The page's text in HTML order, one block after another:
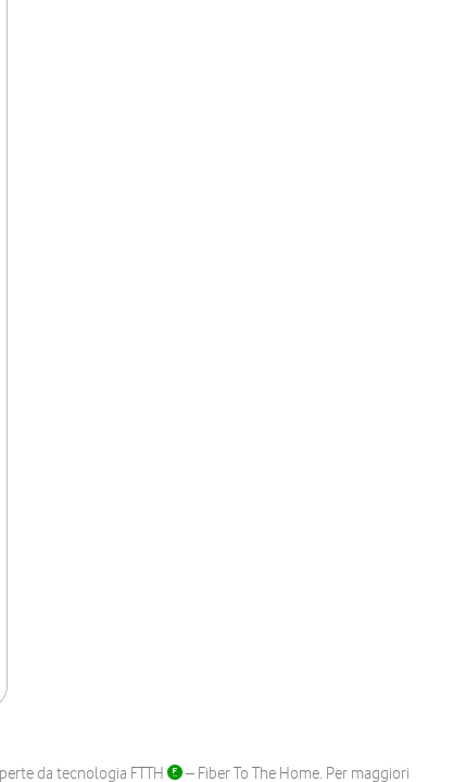
da tecnologia FTTH
– Fiber To The Home. Per maggiori